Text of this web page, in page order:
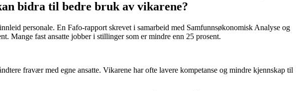
bidra til bedre bruk av vikarene?
personale. En Fafo-rapport skrevet i samarbeid med Samfunnsøkonomisk Analyse og
Mange fast ansatte jobber i stillinger som er mindre enn 25 prosent.
fravær med egne ansatte. Vikarene har ofte lavere kompetanse og mindre kjennskap til